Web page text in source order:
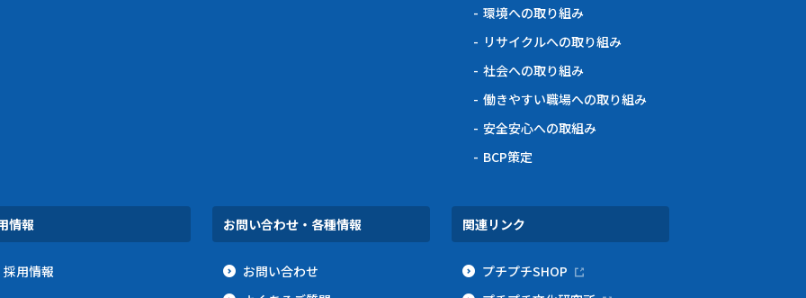
環境への取り組み
リサイクルへの取り組み
社会への取り組み
働きやすい職場への取り組み
安全安心への取組み
BCP策定
情報
採用情報
お問い合わせ・各種情報
お問い合わせ
関連リンク
プチプチSHOP